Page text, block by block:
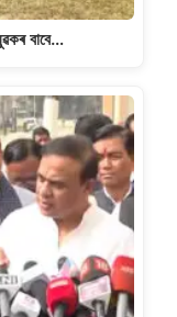
বাবে…